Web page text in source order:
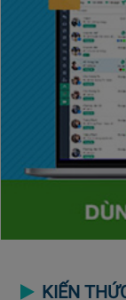
KIẾN